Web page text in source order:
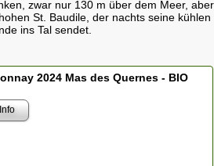
zwar nur 130 m über dem Meer, aber
St. Baudile, der nachts seine kühlen
ins Tal sendet.
2024 Mas des Quernes - BIO